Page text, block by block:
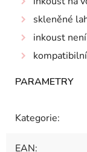
skleněné
inkoust
Kategorie:
EAN: